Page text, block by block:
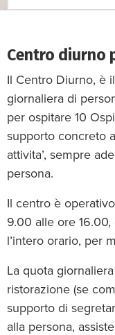
Centro diurno
Il Centro Diurno, è
giornaliera di
per ospitare 10
supporto concreto
attivita’, sempre
persona.
Il centro è
9.00 alle ore
l’intero orario, per
La quota
ristorazione (se
supporto di
alla persona,